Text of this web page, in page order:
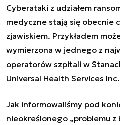
Cyberataki z udziałem
medyczne stają się obecnie
zjawiskiem. Przykładem
wymierzona w jednego z
operatorów szpitali w
Universal Health Services
Jak informowaliśmy pod
nieokreślonego „problemu z